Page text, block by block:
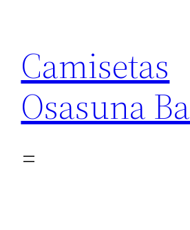
contenido
Camisetas
Osasuna